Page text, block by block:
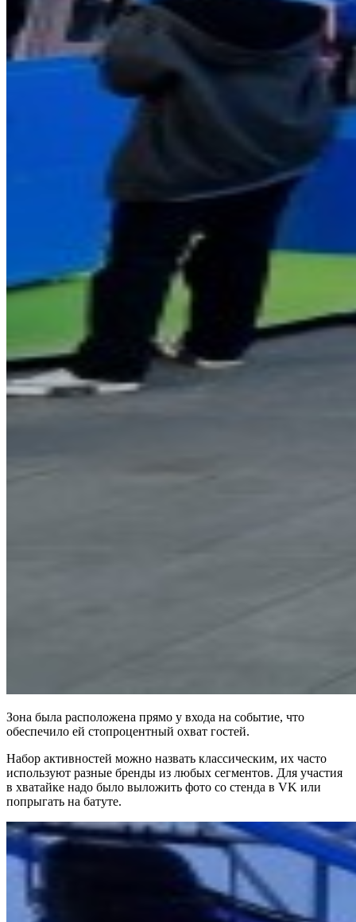
Зона была расположена прямо у входа на событие, что
обеспечило ей стопроцентный охват гостей.
Набор активностей можно назвать классическим, их часто
используют разные бренды из любых сегментов. Для участия
в хватайке надо было выложить фото со стенда в VK или
попрыгать на батуте.